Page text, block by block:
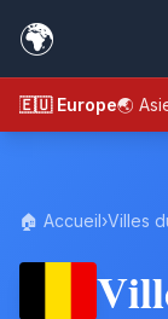
🌍
🇪🇺 Europe🌏
🏠 Accueil›Villes